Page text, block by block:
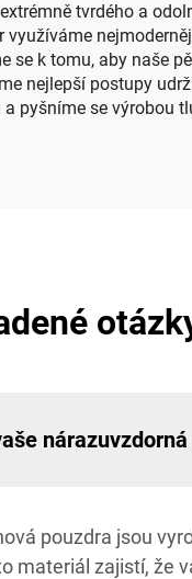
tvrdého a
využíváme
se k tomu, aby naše
nejlepší postupy
pyšníme se výrobou
pouzdra jsou
materiál zajistí, že